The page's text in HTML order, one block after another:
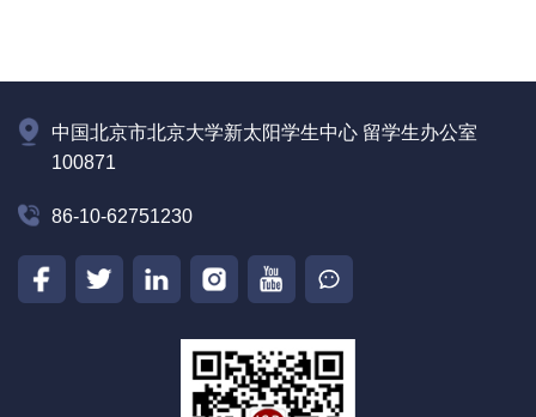
中国北京市北京大学新太阳学生中心 留学生办公室
100871
86-10-62751230